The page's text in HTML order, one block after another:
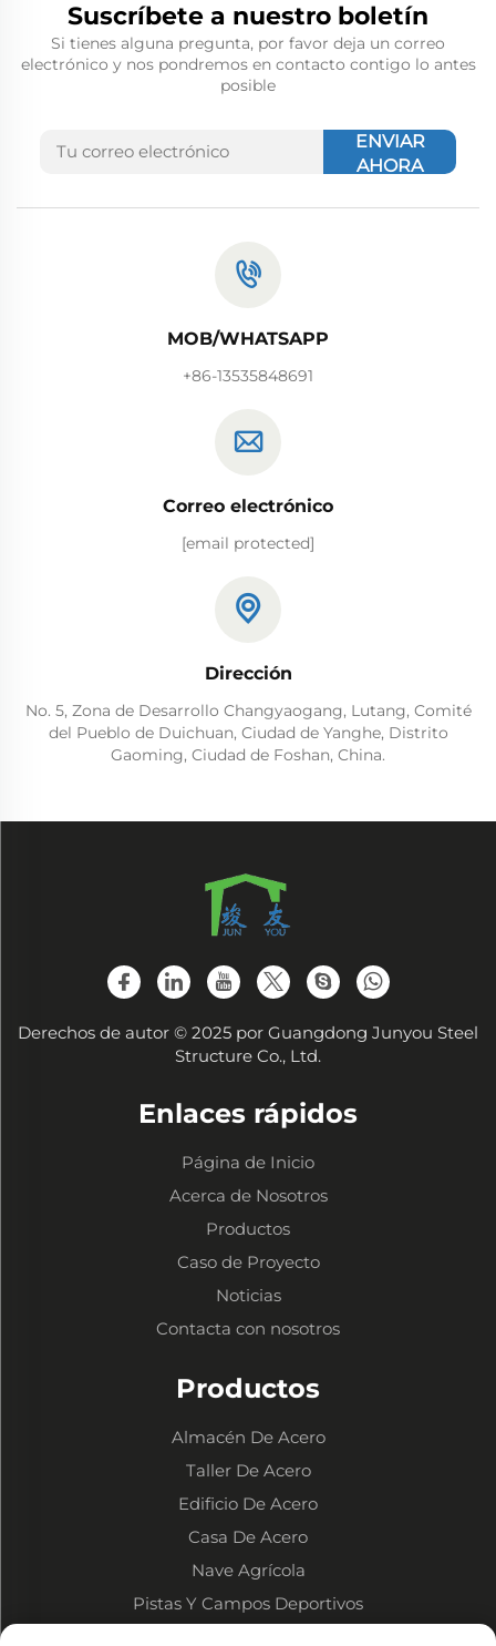
Suscríbete a nuestro boletín
Si tienes alguna pregunta, por favor deja un correo
electrónico y nos pondremos en contacto contigo lo antes
posible
ENVIAR
AHORA
MOB/WHATSAPP
+86-13535848691
Correo electrónico
[email protected]
Dirección
No. 5, Zona de Desarrollo Changyaogang, Lutang, Comité
del Pueblo de Duichuan, Ciudad de Yanghe, Distrito
Gaoming, Ciudad de Foshan, China.
Derechos de autor © 2025 por Guangdong Junyou Steel
Structure Co., Ltd.
Enlaces rápidos
Página de Inicio
Acerca de Nosotros
Productos
Caso de Proyecto
Noticias
Contacta con nosotros
Productos
Almacén De Acero
Taller De Acero
Edificio De Acero
Casa De Acero
Nave Agrícola
Pistas Y Campos Deportivos